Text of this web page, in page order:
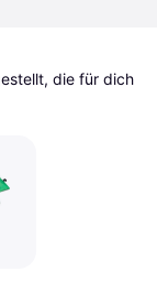
die für dich